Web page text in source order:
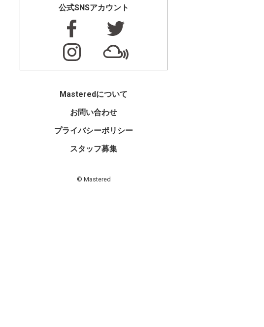
公式SNSアカウント
Masteredについて
お問い合わせ
プライバシーポリシー
スタッフ募集
© Mastered